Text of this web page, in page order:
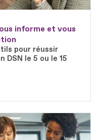
informe et vous
pour réussir
DSN le 5 ou le 15